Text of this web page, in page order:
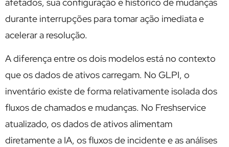
durante interrupções para tomar ação imediata e
acelerar a resolução.
A diferença entre os dois modelos está no contexto
que os dados de ativos carregam. No GLPI, o
inventário existe de forma relativamente isolada dos
fluxos de chamados e mudanças. No Freshservice
atualizado, os dados de ativos alimentam
diretamente a IA, os fluxos de incidente e as análises